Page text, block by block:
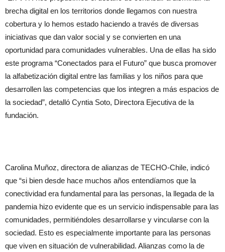
brecha digital en los territorios donde llegamos con nuestra
cobertura y lo hemos estado haciendo a través de diversas
iniciativas que dan valor social y se convierten en una
oportunidad para comunidades vulnerables. Una de ellas ha sido
este programa “Conectados para el Futuro” que busca promover
la alfabetización digital entre las familias y los niños para que
desarrollen las competencias que los integren a más espacios de
la sociedad”, detalló Cyntia Soto, Directora Ejecutiva de la
fundación.
Carolina Muñoz, directora de alianzas de TECHO-Chile, indicó
que “si bien desde hace muchos años entendíamos que la
conectividad era fundamental para las personas, la llegada de la
pandemia hizo evidente que es un servicio indispensable para las
comunidades, permitiéndoles desarrollarse y vincularse con la
sociedad. Esto es especialmente importante para las personas
que viven en situación de vulnerabilidad. Alianzas como la de